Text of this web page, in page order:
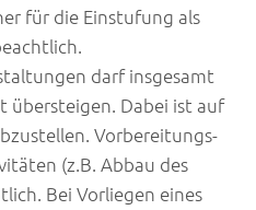
für die Einstufung als
darf insgesamt
übersteigen. Dabei ist auf
Vorbereitungs-
(z.B. Abbau des
Bei Vorliegen eines